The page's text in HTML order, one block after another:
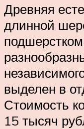
Древняя
длинной
выделен в
Стоимость
15 тысяч